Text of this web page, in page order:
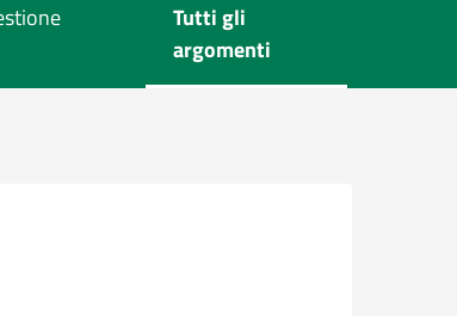
Tutti gli
argomenti